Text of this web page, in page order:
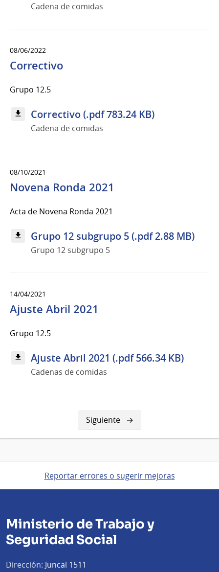
Cadena de comidas
08/06/2022
Correctivo
Grupo 12.5
Correctivo (.pdf 783.24 KB)
Cadena de comidas
08/10/2021
Novena Ronda 2021
Acta de Novena Ronda 2021
Grupo 12 subgrupo 5 (.pdf 2.88 MB)
Grupo 12 subgrupo 5
14/04/2021
Ajuste Abril 2021
Grupo 12.5
Ajuste Abril 2021 (.pdf 566.34 KB)
Cadenas de comidas
Siguiente
página
Siguiente
Reportar errores o sugerir mejoras
Ministerio de Trabajo y
Seguridad Social
Dirección: Juncal 1511